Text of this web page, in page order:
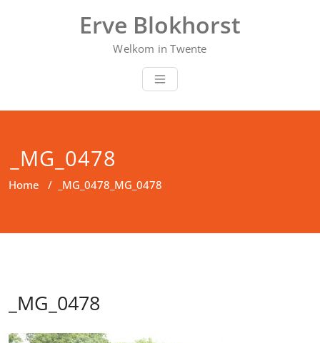
Erve Blokhorst
Welkom in Twente
_MG_0478
Home / _MG_0478 _MG_0478
_MG_0478